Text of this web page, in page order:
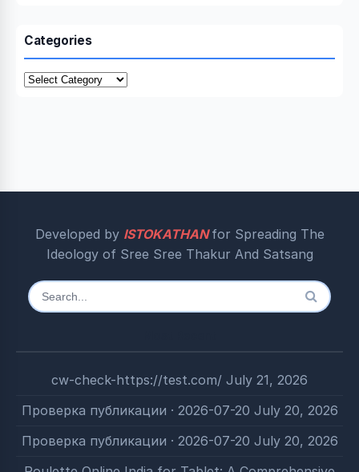
Categories
Categories
Developed by ISTOKATHAN for Spreading The
Ideology of Sree Sree Thakur And Satsang
Search
cw-check-https://test.com/ July 21, 2026
Проверка публикации · 2026-07-20 July 20, 2026
Проверка публикации · 2026-07-20 July 20, 2026